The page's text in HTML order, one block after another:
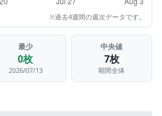
※過去4週間の週次データです。
最少
0枚
2026/07/13
中央値
7枚
期間全体